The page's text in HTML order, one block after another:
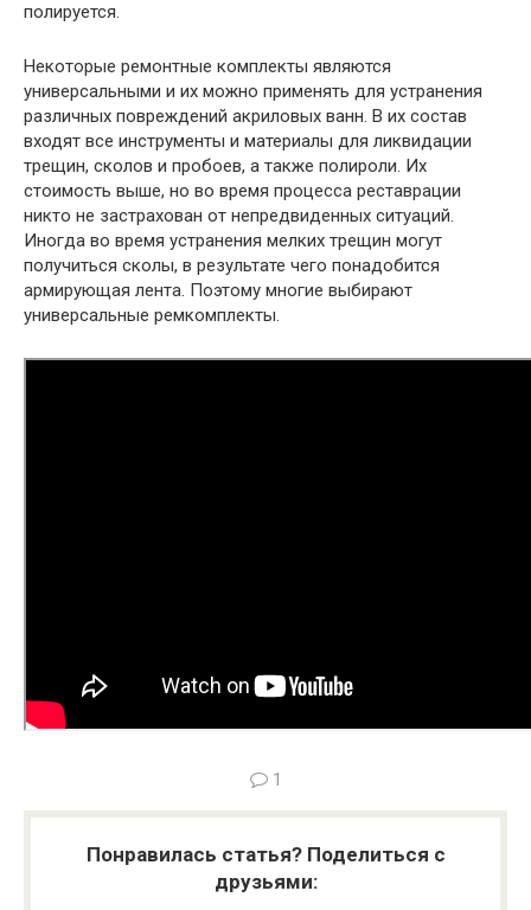
полируется.
Некоторые ремонтные комплекты являются
универсальными и их можно применять для устранения
различных повреждений акриловых ванн. В их состав
входят все инструменты и материалы для ликвидации
трещин, сколов и пробоев, а также полироли. Их
стоимость выше, но во время процесса реставрации
никто не застрахован от непредвиденных ситуаций.
Иногда во время устранения мелких трещин могут
получиться сколы, в результате чего понадобится
армирующая лента. Поэтому многие выбирают
универсальные ремкомплекты.
1
Понравилась статья? Поделиться с
друзьями: